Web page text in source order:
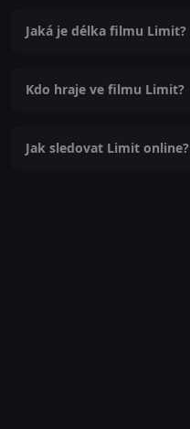
Jaká je délka filmu Limit?
Kdo hraje ve filmu Limit?
Jak sledovat Limit online?